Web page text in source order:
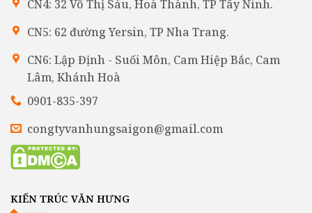
CN4: 32 Võ Thị Sáu, Hoà Thành, TP Tây Ninh.
CN5: 62 đường Yersin, TP Nha Trang.
CN6: Lập Định - Suối Môn, Cam Hiệp Bắc, Cam
Lâm, Khánh Hoà
0901-835-397
congtyvanhungsaigon@gmail.com
KIẾN TRÚC VĂN HƯNG